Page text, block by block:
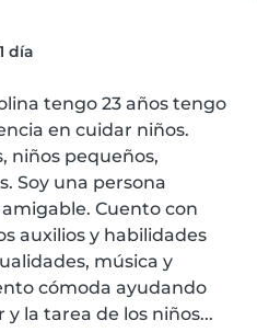
día
tengo 23 años tengo
en cuidar niños.
niños pequeños,
Soy una persona
Cuento con
auxilios y habilidades
música y
cómoda ayudando
la tarea de los niños...